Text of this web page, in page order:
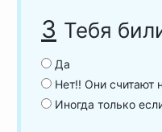
3 Тебя
Да
Нет!! Они считают
Иногда только